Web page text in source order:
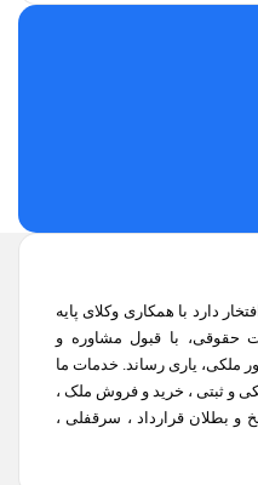
دارد با همکاری وکلای پایه
حقوقی، با قبول مشاوره و
ملکی، یاری رساند. خدمات ما
و ثبتی ، خرید و فروش ملک ،
و بطلان قرارداد ، سرقفلی ،